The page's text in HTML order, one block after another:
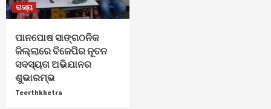
ରାଜ୍ୟ
ପାନପୋଷ ସାଙ୍ଗଠନିକ
ଜିଲ୍ଲାରେ ବିଜେପିର ନୂତନ
ସଦସ୍ୟତା ଅଭିଯାନର
ଶୁଭାରମ୍ଭ
Teerthkhetra